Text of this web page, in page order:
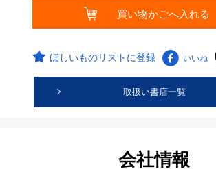
ほしいものリストに登録 いいね
取扱い書店一覧
会社情報